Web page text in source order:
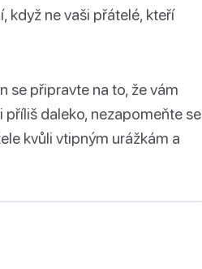
když ne vaši přátelé, kteří
se připravte na to, že vám
příliš daleko, nezapomeňte se
kvůli vtipným urážkám a